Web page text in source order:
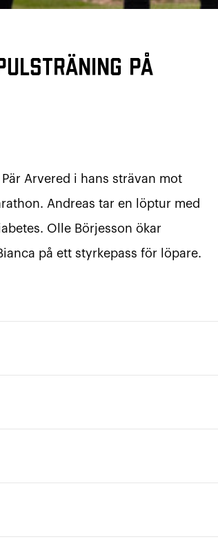
på
Arvered i hans strävan mot
Andreas tar en löptur med
Olle Börjesson ökar
på ett styrkepass för löpare.